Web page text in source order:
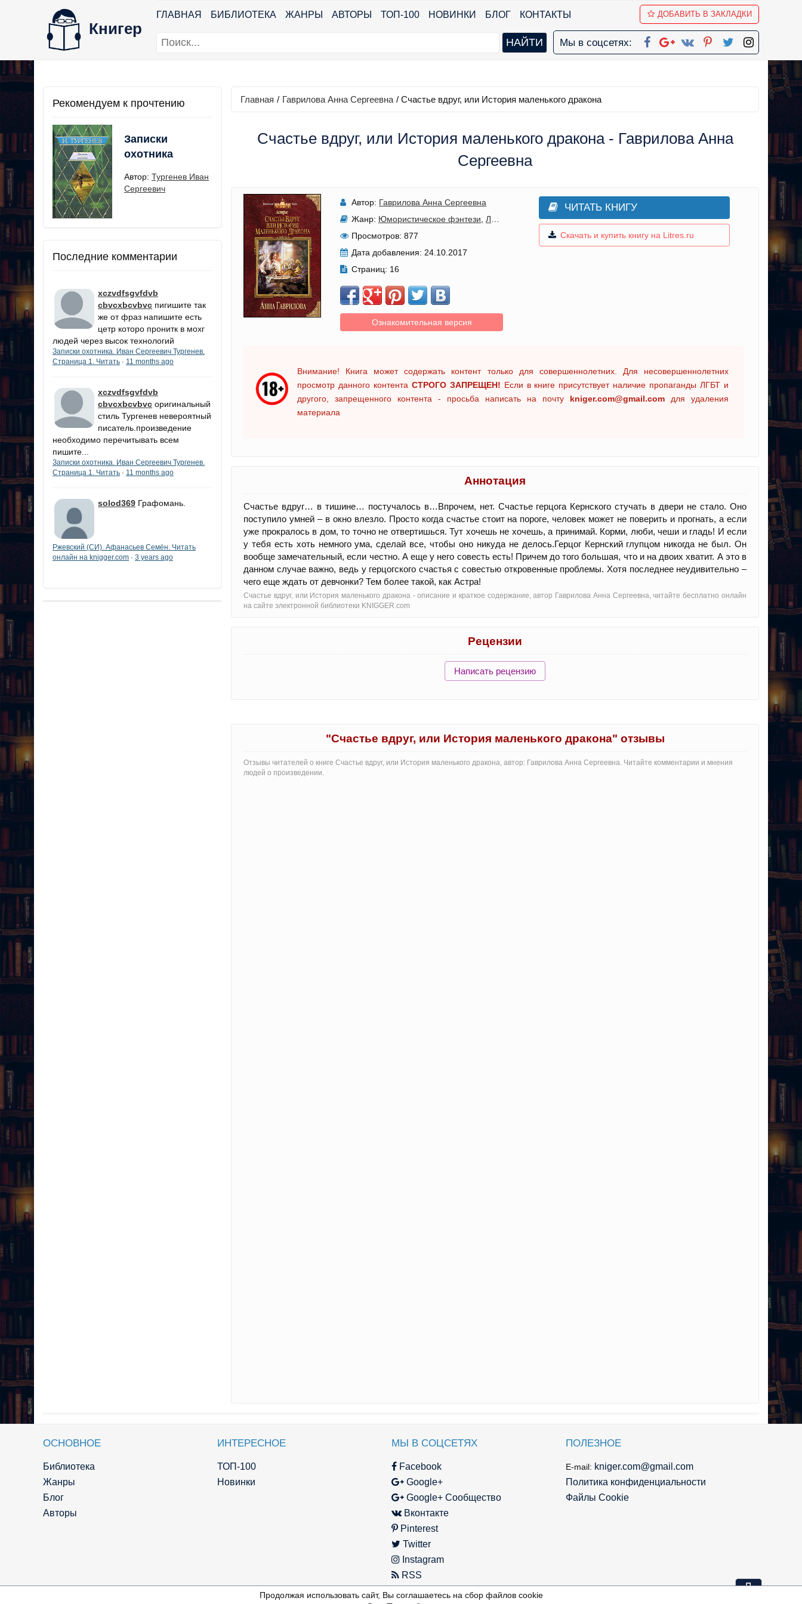
Книгер
ГЛАВНАЯ БИБЛИОТЕКА ЖАНРЫ АВТОРЫ ТОП-100 НОВИНКИ БЛОГ КОНТАКТЫ ДОБАВИТЬ В ЗАКЛАДКИ
Мы в соцсетях:
Рекомендуем к прочтению
Записки
охотника
Автор: Тургенев Иван
Сергеевич
Последние комментарии
xczvdfsgvfdvb
cbvcxbcvbvc пигишите так
же от фраз напишите есть
цетр которо пронитк в мохг
людей через высок технологий
Записки охотника. Иван Сергеевич Тургенев.
Страница 1. Читать · 11 months ago
xczvdfsgvfdvb
cbvcxbcvbvc оригинальный
стиль Тургенев невероятный
писатель.произведение
необходимо перечитывать всем
пишите...
Записки охотника. Иван Сергеевич Тургенев.
Страница 1. Читать · 11 months ago
solod369 Графомань.
Ржевский (СИ). Афанасьев Семён. Читать
онлайн на knigger.com · 3 years ago
Главная / Гаврилова Анна Сергеевна / Счастье вдруг, или История маленького дракона
Счастье вдруг, или История маленького дракона - Гаврилова Анна
Сергеевна
Автор: Гаврилова Анна Сергеевна
Жанр: Юмористическое фэнтези
Любовно-фантастические романы
Просмотров: 877
Дата добавления: 24.10.2017
Страниц: 16
Ознакомительная версия
ЧИТАТЬ КНИГУ
Скачать и купить книгу на Litres.ru
Внимание! Книга может содержать контент только для совершеннолетних. Для несовершеннолетних
просмотр данного контента СТРОГО ЗАПРЕЩЕН! Если в книге присутствует наличие пропаганды ЛГБТ и
другого, запрещенного контента - просьба написать на почту kniger.com@gmail.com для удаления
материала
Аннотация
Счастье вдруг… в тишине… постучалось в…Впрочем, нет. Счастье герцога Кернского стучать в двери не стало. Оно
поступило умней – в окно влезло. Просто когда счастье стоит на пороге, человек может не поверить и прогнать, а если
уже прокралось в дом, то точно не отвертишься. Тут хочешь не хочешь, а принимай. Корми, люби, чеши и гладь! И если
у тебя есть хоть немного ума, сделай все, чтобы оно никуда не делось.Герцог Кернский глупцом никогда не был. Он
вообще замечательный, если честно. А еще у него совесть есть! Причем до того большая, что и на двоих хватит. А это в
данном случае важно, ведь у герцогского счастья с совестью откровенные проблемы. Хотя последнее неудивительно –
чего еще ждать от девчонки? Тем более такой, как Астра!
Счастье вдруг, или История маленького дракона - oписание и краткое содержание, автор Гаврилова Анна Сергеевна, читайте бесплатно онлайн
на сайте электронной библиотеки KNIGGER.com
Рецензии
Написать рецензию
"Счастье вдруг, или История маленького дракона" отзывы
Отзывы читателей о книге Счастье вдруг, или История маленького дракона, автор: Гаврилова Анна Сергеевна. Читайте комментарии и мнения
людей о произведении.
⇩
ОСНОВНОЕ
Библиотека
Жанры
Блог
Авторы
ИНТЕРЕСНОЕ
ТОП-100
Новинки
МЫ В СОЦСЕТЯХ
Facebook
Google+
Google+ Сообщество
Вконтакте
Pinterest
Twitter
Instagram
RSS
ПОЛЕЗНОЕ
E-mail: kniger.com@gmail.com
Политика конфиденциальности
Файлы Cookie
Продолжая использовать сайт, Вы соглашаетесь на сбор файлов cookie